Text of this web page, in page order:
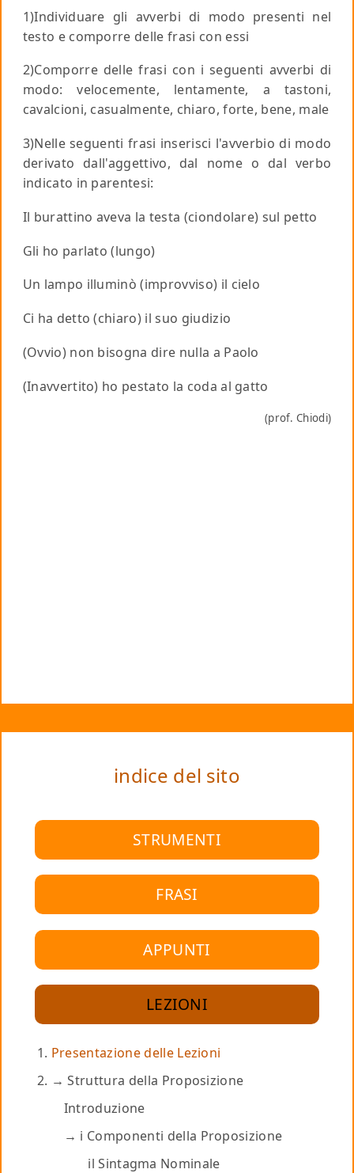
1)Individuare gli avverbi di modo presenti nel
testo e comporre delle frasi con essi
2)Comporre delle frasi con i seguenti avverbi di
modo: velocemente, lentamente, a tastoni,
cavalcioni, casualmente, chiaro, forte, bene, male
3)Nelle seguenti frasi inserisci l'avverbio di modo
derivato dall'aggettivo, dal nome o dal verbo
indicato in parentesi:
Il burattino aveva la testa (ciondolare) sul petto
Gli ho parlato (lungo)
Un lampo illuminò (improvviso) il cielo
Ci ha detto (chiaro) il suo giudizio
(Ovvio) non bisogna dire nulla a Paolo
(Inavvertito) ho pestato la coda al gatto
(prof. Chiodi)
indice del sito
STRUMENTI
FRASI
APPUNTI
LEZIONI
Presentazione delle Lezioni
Struttura della Proposizione
Introduzione
i Componenti della Proposizione
il Sintagma Nominale